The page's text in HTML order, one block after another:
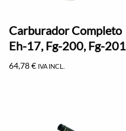
Carburador Completo
Eh-17, Fg-200, Fg-201
64,78€ IVA INCL.